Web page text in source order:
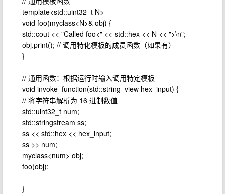
template<std::uint32_t N>
void foo(myclass<N>& obj) {
std::cout << "Called foo<" << std::hex << N << ">\n";
obj.print(); // 调用特化模板的成员函数（如果有）
}
// 通用函数：根据运行时输入调用特定模板
void invoke_function(std::string_view hex_input) {
// 将字符串解析为 16 进制数值
std::uint32_t num;
std::stringstream ss;
ss << std::hex << hex_input;
ss >> num;
myclass<num> obj;
foo(obj);
}